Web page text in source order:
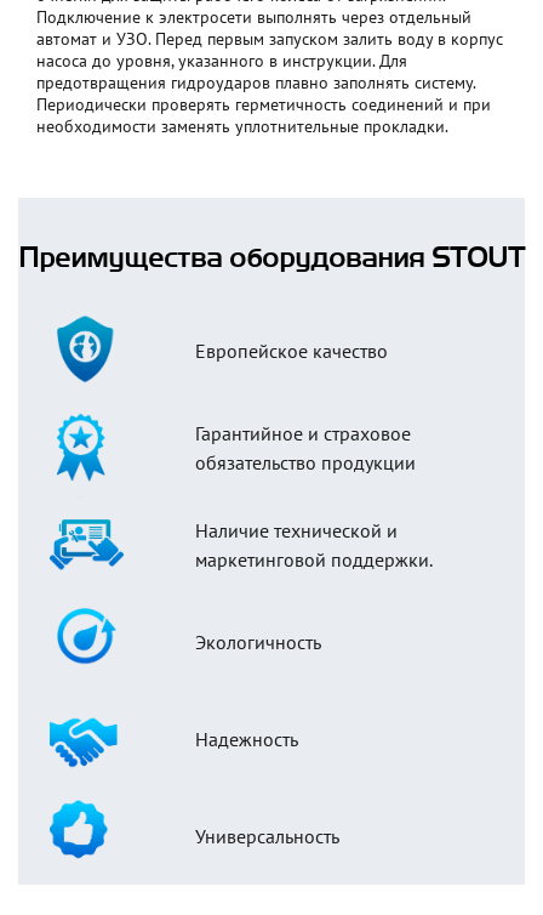
Подключение к электросети выполнять через отдельный
автомат и УЗО. Перед первым запуском залить воду в корпус
насоса до уровня, указанного в инструкции. Для
предотвращения гидроударов плавно заполнять систему.
Периодически проверять герметичность соединений и при
необходимости заменять уплотнительные прокладки.
Преимущества оборудования STOUT
Европейское качество
Гарантийное и страховое
обязательство продукции
Наличие технической и
маркетинговой поддержки.
Экологичность
Надежность
Универсальность